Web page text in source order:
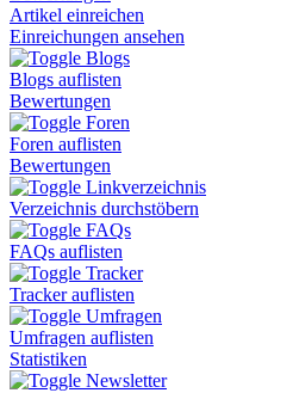
Artikel einreichen
Einreichungen ansehen
Blogs
Blogs auflisten
Bewertungen
Foren
Foren auflisten
Bewertungen
Linkverzeichnis
Verzeichnis durchstöbern
FAQs
FAQs auflisten
Tracker
Tracker auflisten
Umfragen
Umfragen auflisten
Statistiken
Newsletter